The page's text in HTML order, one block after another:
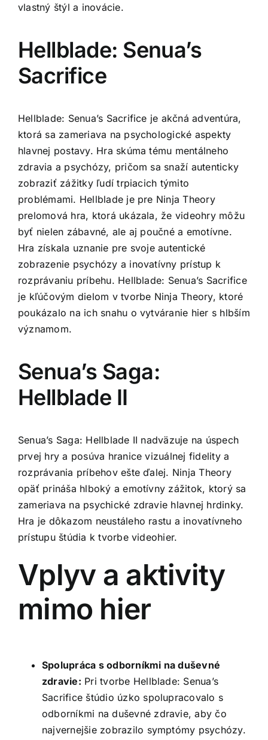
vlastný štýl a inovácie.
Hellblade: Senua’s
Sacrifice
Hellblade: Senua’s Sacrifice je akčná adventúra,
ktorá sa zameriava na psychologické aspekty
hlavnej postavy. Hra skúma tému mentálneho
zdravia a psychózy, pričom sa snaží autenticky
zobraziť zážitky ľudí trpiacich týmito
problémami. Hellblade je pre Ninja Theory
prelomová hra, ktorá ukázala, že videohry môžu
byť nielen zábavné, ale aj poučné a emotívne.
Hra získala uznanie pre svoje autentické
zobrazenie psychózy a inovatívny prístup k
rozprávaniu príbehu. Hellblade: Senua’s Sacrifice
je kľúčovým dielom v tvorbe Ninja Theory, ktoré
poukázalo na ich snahu o vytváranie hier s hlbším
významom.
Senua’s Saga:
Hellblade II
Senua’s Saga: Hellblade II nadväzuje na úspech
prvej hry a posúva hranice vizuálnej fidelity a
rozprávania príbehov ešte ďalej. Ninja Theory
opäť prináša hlboký a emotívny zážitok, ktorý sa
zameriava na psychické zdravie hlavnej hrdinky.
Hra je dôkazom neustáleho rastu a inovatívneho
prístupu štúdia k tvorbe videohier.
Vplyv a aktivity
mimo hier
Spolupráca s odborníkmi na duševné
zdravie: Pri tvorbe Hellblade: Senua’s
Sacrifice štúdio úzko spolupracovalo s
odborníkmi na duševné zdravie, aby čo
najvernejšie zobrazilo symptómy psychózy.